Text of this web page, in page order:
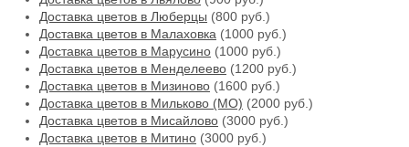
Доставка цветов в Люберцы (800 руб.)
Доставка цветов в Малаховка (1000 руб.)
Доставка цветов в Марусино (1000 руб.)
Доставка цветов в Менделеево (1200 руб.)
Доставка цветов в Мизиново (1600 руб.)
Доставка цветов в Мильково (МО) (2000 руб.)
Доставка цветов в Мисайлово (3000 руб.)
Доставка цветов в Митино (3000 руб.)